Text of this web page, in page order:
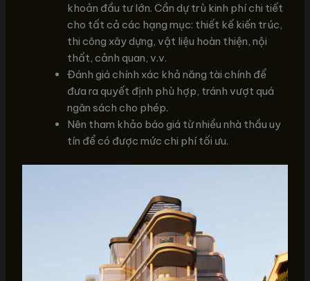
khoản đầu tư lớn. Cần dự trù kinh phí chi tiết
cho tất cả các hạng mục: thiết kế kiến trúc,
thi công xây dựng, vật liệu hoàn thiện, nội
thất, cảnh quan, v.v.
Đánh giá chính xác khả năng tài chính để
đưa ra quyết định phù hợp, tránh vượt quá
ngân sách cho phép.
Nên tham khảo báo giá từ nhiều nhà thầu uy
tín để có được mức chi phí tối ưu.